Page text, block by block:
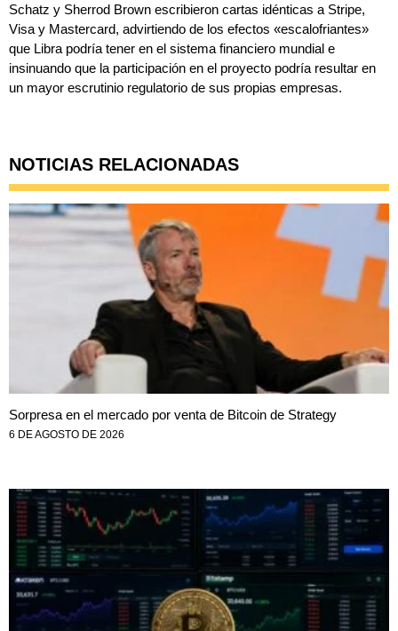
Schatz y Sherrod Brown escribieron cartas idénticas a Stripe,
Visa y Mastercard, advirtiendo de los efectos «escalofriantes»
que Libra podría tener en el sistema financiero mundial e
insinuando que la participación en el proyecto podría resultar en
un mayor escrutinio regulatorio de sus propias empresas.
NOTICIAS RELACIONADAS
Sorpresa en el mercado por venta de Bitcoin de Strategy
6 DE AGOSTO DE 2026